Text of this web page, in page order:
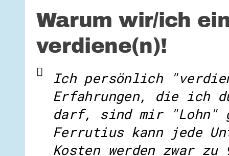
Warum wir/ich
verdiene(n)!
Ich persönlich
Erfahrungen, die ich
darf, sind mir "Lohn"
Ferrutius kann jede
Kosten werden zwar zu